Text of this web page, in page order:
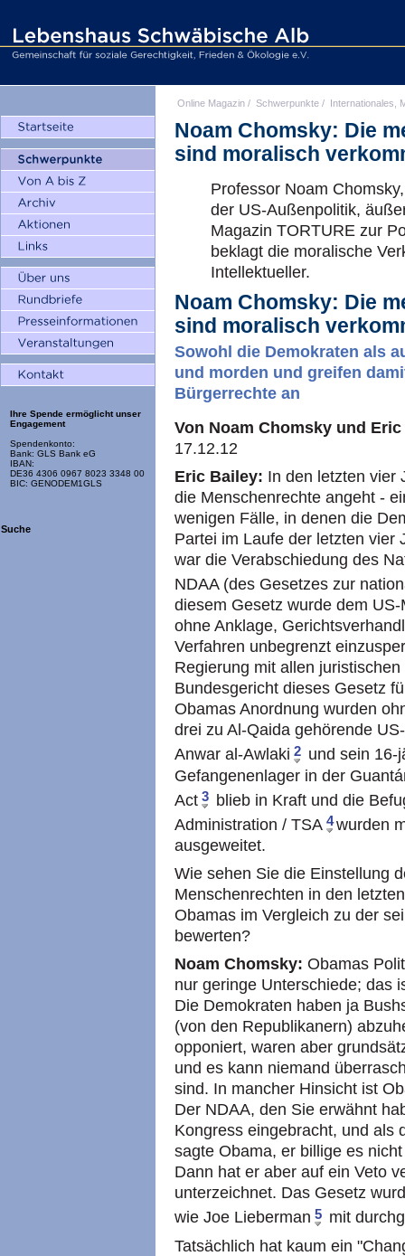
Ihre Spende ermöglicht unser
Engagement
Spendenkonto:
Bank: GLS Bank eG
IBAN:
DE36 4306 0967 8023 3348 00
BIC: GENODEM1GLS
Suche
Online Magazin / Schwerpunkte / Internationales,
Noam Chomsky: Die
sind moralisch
Professor Noam
der US-Außenpolitik,
Magazin TORTURE zur
beklagt die moralische
Intellektueller.
Noam Chomsky: Die
sind moralisch
Sowohl die Demokraten als
und morden und greifen
Bürgerrechte an
Von Noam Chomsky und
17.12.12
Eric Bailey: In den letzten vier
die Menschenrechte angeht -
wenigen Fälle, in denen die
Partei im Laufe der letzten vier
war die Verabschiedung des
NDAA (des Gesetzes zur
diesem Gesetz wurde dem
ohne Anklage,
Verfahren unbegrenzt
Regierung mit allen
Bundesgericht dieses Gesetz
Obamas Anordnung wurden
drei zu Al-Qaida gehörende
Anwar al-Awlaki 2 und sein 16-
Gefangenenlager in der
Act 3 blieb in Kraft und die
Administration / TSA 4wurden
ausgeweitet.
Wie sehen Sie die Einstellung
Menschenrechten in den
Obamas im Vergleich zu der
bewerten?
Noam Chomsky: Obamas
nur geringe Unterschiede; das
Die Demokraten haben ja
(von den Republikanern)
opponiert, waren aber
und es kann niemand
sind. In mancher Hinsicht ist
Der NDAA, den Sie erwähnt
Kongress eingebracht, und als
sagte Obama, er billige es
Dann hat er aber auf ein Veto
unterzeichnet. Das Gesetz
wie Joe Lieberman 5 mit
Tatsächlich hat kaum ein